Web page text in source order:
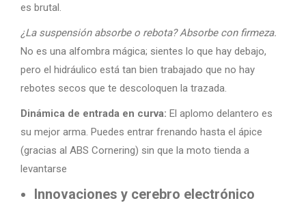
es brutal.
¿La suspensión absorbe o rebota? Absorbe con firmeza.
No es una alfombra mágica; sientes lo que hay debajo,
pero el hidráulico está tan bien trabajado que no hay
rebotes secos que te descoloquen la trazada.
Dinámica de entrada en curva: El aplomo delantero es
su mejor arma. Puedes entrar frenando hasta el ápice
(gracias al ABS Cornering) sin que la moto tienda a
levantarse
Innovaciones y cerebro electrónico